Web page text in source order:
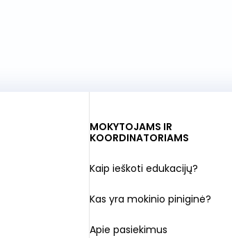
MOKYTOJAMS IR
KOORDINATORIAMS
Kaip ieškoti edukacijų?
Kas yra mokinio piniginė?
Apie pasiekimus